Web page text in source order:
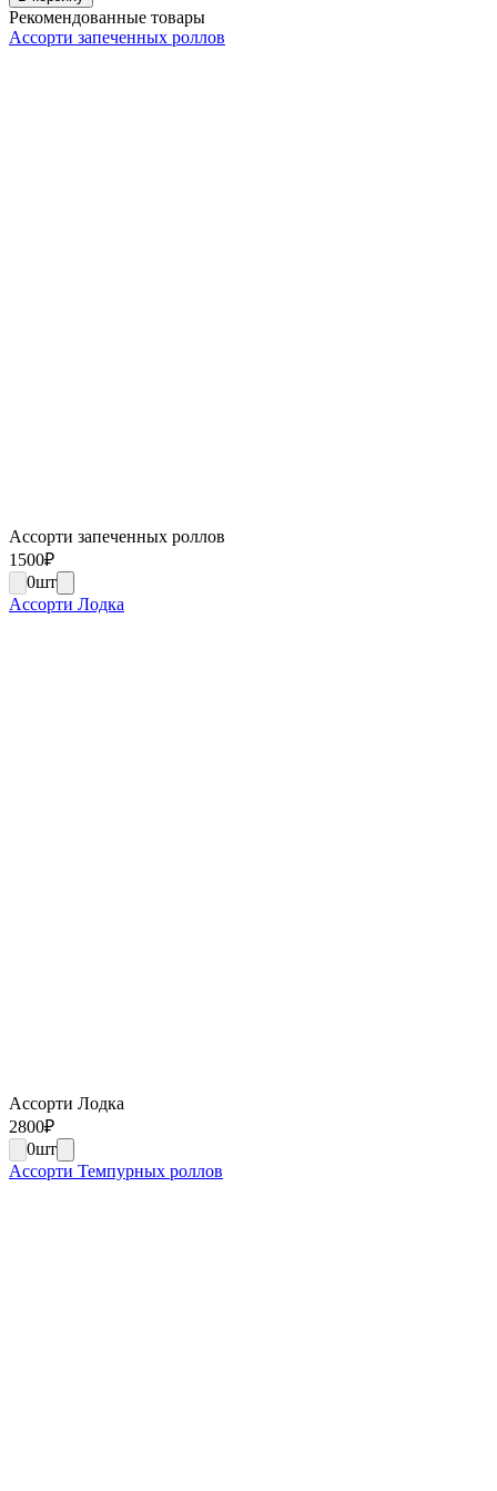
Рекомендованные товары
Ассорти запеченных роллов
Ассорти запеченных роллов
1500₽
0шт
Ассорти Лодка
Ассорти Лодка
2800₽
0шт
Ассорти Темпурных роллов